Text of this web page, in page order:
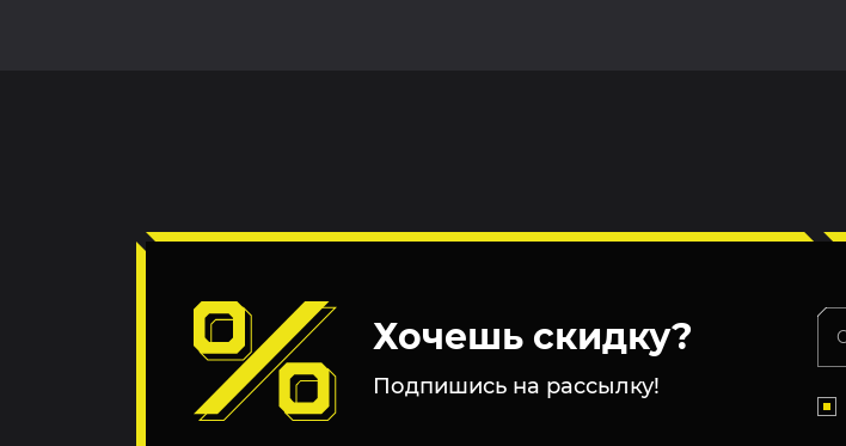
Хочешь скидку?
Подпишись на рассылку!